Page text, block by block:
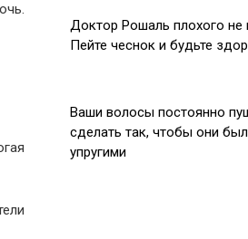
Доктор Рошаль плохого не
Пейте чеснок и будьте
Ваши волосы постоянно
сделать так, чтобы они
упругими